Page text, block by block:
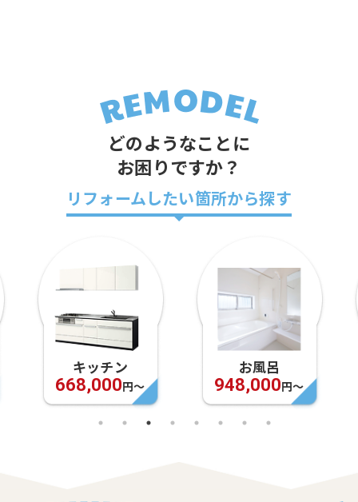
どのようなことに
お困りですか？
リフォームしたい箇所から探す
キッチン
668,000円〜
お風呂
948,000円〜